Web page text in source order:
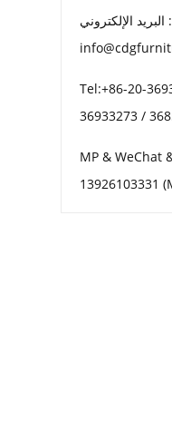
البريد الإلكتروني :
Tel:+86-20-
36933273 /
MP & WeChat
13926103331